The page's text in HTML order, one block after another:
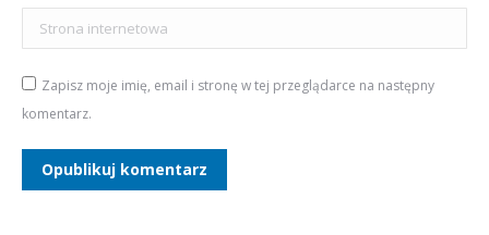
Strona internetowa
Zapisz moje imię, email i stronę w tej przeglądarce na następny
komentarz.
Opublikuj komentarz